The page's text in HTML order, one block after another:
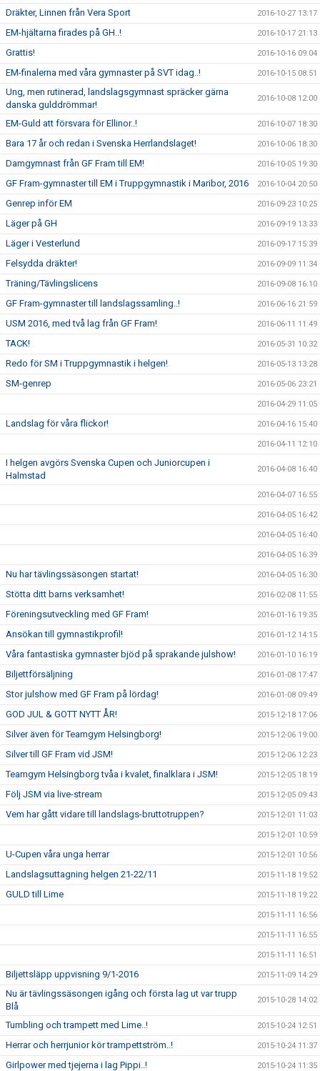
Dräkter, Linnen från Vera Sport 2016-10-27 13:17
EM-hjältarna firades på GH..! 2016-10-17 21:13
Grattis! 2016-10-16 09:04
EM-finalerna med våra gymnaster på SVT idag..! 2016-10-15 08:51
Ung, men rutinerad, landslagsgymnast spräcker gärna
danska gulddrömmar!
2016-10-08 12:00
EM-Guld att försvara för Ellinor..! 2016-10-07 18:30
Bara 17 år och redan i Svenska Herrlandslaget! 2016-10-06 18:30
Damgymnast från GF Fram till EM! 2016-10-05 19:30
GF Fram-gymnaster till EM i Truppgymnastik i Maribor, 2016 2016-10-04 20:50
Genrep inför EM 2016-09-23 10:25
Läger på GH 2016-09-19 13:33
Läger i Vesterlund 2016-09-17 15:39
Felsydda dräkter! 2016-09-09 11:34
Träning/Tävlingslicens 2016-09-08 16:10
GF Fram-gymnaster till landslagssamling..! 2016-06-16 21:59
USM 2016, med två lag från GF Fram! 2016-06-11 11:49
TACK! 2016-05-31 10:32
Redo för SM i Truppgymnastik i helgen! 2016-05-13 13:28
SM-genrep 2016-05-06 23:21
2016-04-29 11:05
Landslag för våra flickor! 2016-04-16 15:40
2016-04-11 12:10
I helgen avgörs Svenska Cupen och Juniorcupen i
Halmstad
2016-04-08 16:40
2016-04-07 16:55
2016-04-05 16:42
2016-04-05 16:40
2016-04-05 16:39
Nu har tävlingssäsongen startat! 2016-04-05 16:30
Stötta ditt barns verksamhet! 2016-02-08 11:55
Föreningsutveckling med GF Fram! 2016-01-16 19:35
Ansökan till gymnastikprofil! 2016-01-12 14:15
Våra fantastiska gymnaster bjöd på sprakande julshow! 2016-01-10 16:19
Biljettförsäljning 2016-01-08 17:47
Stor julshow med GF Fram på lördag! 2016-01-08 09:49
GOD JUL & GOTT NYTT ÅR! 2015-12-18 17:06
Silver även för Teamgym Helsingborg! 2015-12-06 19:00
Silver till GF Fram vid JSM! 2015-12-06 12:23
Teamgym Helsingborg tvåa i kvalet, finalklara i JSM! 2015-12-05 18:19
Följ JSM via live-stream 2015-12-05 09:43
Vem har gått vidare till landslags-bruttotruppen? 2015-12-01 11:03
2015-12-01 10:59
U-Cupen våra unga herrar 2015-12-01 10:56
Landslagsuttagning helgen 21-22/11 2015-11-18 19:52
GULD till Lime 2015-11-18 19:22
2015-11-11 16:56
2015-11-11 16:55
2015-11-11 16:51
Biljettsläpp uppvisning 9/1-2016 2015-11-09 14:29
Nu är tävlingssäsongen igång och första lag ut var trupp
Blå
2015-10-28 14:02
Tumbling och trampett med Lime..! 2015-10-24 12:51
Herrar och herrjunior kör trampettström..! 2015-10-24 11:37
Girlpower med tjejerna i lag Pippi..! 2015-10-24 11:35